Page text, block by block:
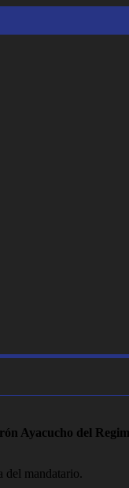
Ayacucho del
del mandatario.